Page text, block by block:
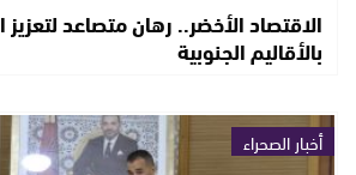
الاقتصاد الأخضر.. رهان متصاعد
بالأقاليم الجنوبية
أخبار الصحراء